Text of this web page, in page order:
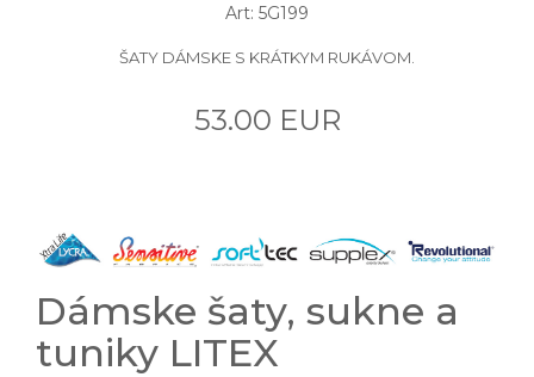
Art: 5G199
ŠATY DÁMSKE S KRÁTKYM RUKÁVOM.
53.00 EUR
Dámske šaty, sukne a
tuniky LITEX